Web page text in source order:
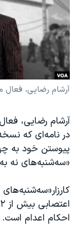
فرهنگ و زندگی
حقوق شهروندی
اقتصادی
علم و فناوری
اسرائیل در جنگ
آرشیو پخش زنده
مستندها
انتخابات ریاست
حمله جمهوری
رمز مهسا
ورزش زنان در ایران
مجموعه مستندهای
تریبونال مردمی آبان
دادگاه حمید نوری
قانون شفافیت
اعتراضات مردمی
دنبال کنید
زبانهای مختلف
آرشام رضایی،
آرشام رضایی،
در نامه‌ای که
پیوستن خود به
«سه‌شنبه‌های نه
احکام اعدام است.